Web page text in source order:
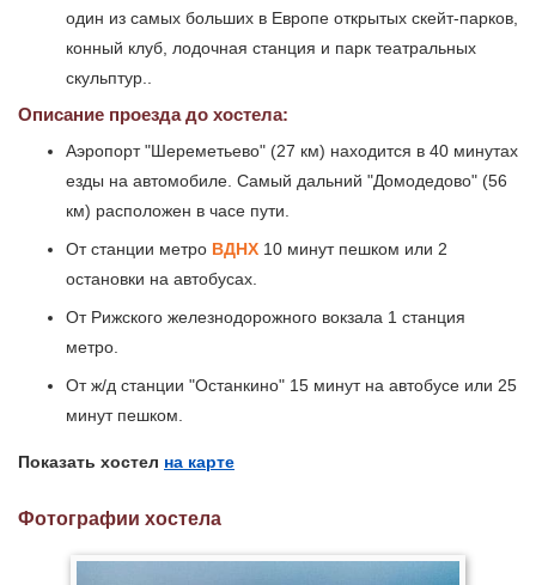
один из самых больших в Европе открытых скейт-парков,
конный клуб, лодочная станция и парк театральных
скульптур..
Описание проезда до хостела:
Аэропорт "Шереметьево" (27 км) находится в 40 минутах
езды на автомобиле. Самый дальний "Домодедово" (56
км) расположен в часе пути.
От станции метро ВДНХ 10 минут пешком или 2
остановки на автобусах.
От Рижского железнодорожного вокзала 1 станция
метро.
От ж/д станции "Останкино" 15 минут на автобусе или 25
минут пешком.
Показать хостел на карте
Фотографии хостела